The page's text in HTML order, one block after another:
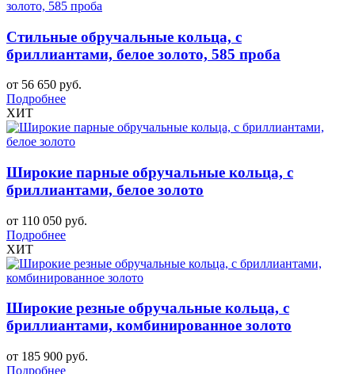
Стильные обручальные кольца, с
бриллиантами, белое золото, 585 проба
от 56 650 руб.
Подробнее
ХИТ
Широкие парные обручальные кольца, с
бриллиантами, белое золото
от 110 050 руб.
Подробнее
ХИТ
Широкие резные обручальные кольца, с
бриллиантами, комбинированное золото
от 185 900 руб.
Подробнее